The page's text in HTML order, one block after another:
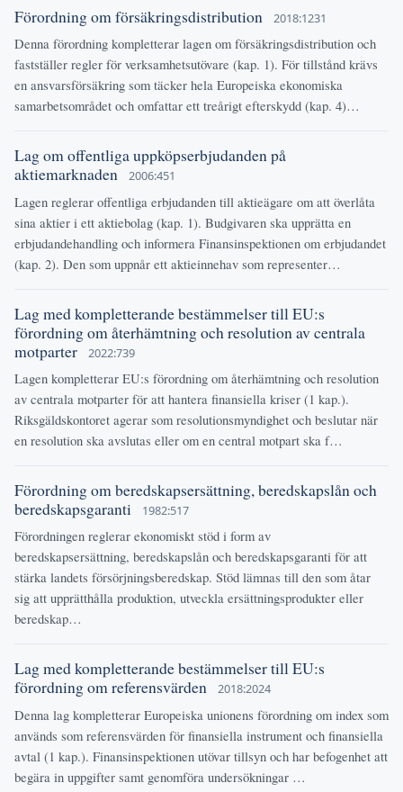
Förordning om försäkringsdistribution 2018:1231
Denna förordning kompletterar lagen om försäkringsdistribution och
fastställer regler för verksamhetsutövare (kap. 1). För tillstånd krävs
en ansvarsförsäkring som täcker hela Europeiska ekonomiska
samarbetsområdet och omfattar ett treårigt efterskydd (kap. 4)…
Lag om offentliga uppköpserbjudanden på
aktiemarknaden
2006:451
Lagen reglerar offentliga erbjudanden till aktieägare om att överlåta
sina aktier i ett aktiebolag (kap. 1). Budgivaren ska upprätta en
erbjudandehandling och informera Finansinspektionen om erbjudandet
(kap. 2). Den som uppnår ett aktieinnehav som representer…
Lag med kompletterande bestämmelser till EU:s
förordning om återhämtning och resolution av centrala
motparter
2022:739
Lagen kompletterar EU:s förordning om återhämtning och resolution
av centrala motparter för att hantera finansiella kriser (1 kap.).
Riksgäldskontoret agerar som resolutionsmyndighet och beslutar när
en resolution ska avslutas eller om en central motpart ska f…
Förordning om beredskapsersättning, beredskapslån och
beredskapsgaranti
1982:517
Förordningen reglerar ekonomiskt stöd i form av
beredskapsersättning, beredskapslån och beredskapsgaranti för att
stärka landets försörjningsberedskap. Stöd lämnas till den som åtar
sig att upprätthålla produktion, utveckla ersättningsprodukter eller
beredskap…
Lag med kompletterande bestämmelser till EU:s
förordning om referensvärden
2018:2024
Denna lag kompletterar Europeiska unionens förordning om index som
används som referensvärden för finansiella instrument och finansiella
avtal (1 kap.). Finansinspektionen utövar tillsyn och har befogenhet att
begära in uppgifter samt genomföra undersökningar …